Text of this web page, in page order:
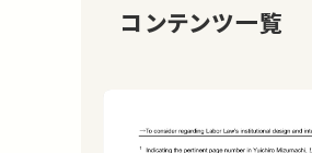
コンテンツ一覧